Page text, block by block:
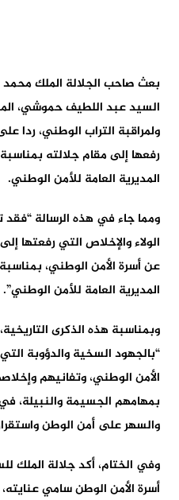
بعث صاحب الجلالة الملك محمد
السيد عبد اللطيف حموشي،
ولمراقبة التراب الوطني، ردا
رفعها إلى مقام جلالته
المديرية العامة للأمن الوطني.
ومما جاء في هذه الرسالة “فقد
الولاء والإخلاص التي رفعتها
عن أسرة الأمن الوطني،
المديرية العامة للأمن الوطني”.
وبمناسبة هذه الذكرى
“بالجهود السخية والدؤوبة
الأمن الوطني، وتفانيهم
بمهامهم الجسيمة والنبيلة،
والسهر على أمن الوطن
وفي الختام، أكد جلالة
أسرة الأمن الوطن سامي